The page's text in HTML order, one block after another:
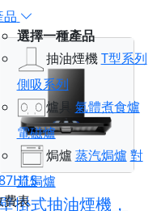
品
選擇一種產品
抽油煙機T型系列
側吸系列
爐具 氣體煮食爐
電磁爐
焗爐 蒸汽焗爐 對
流焗爐
費表
掛式抽油煙機，